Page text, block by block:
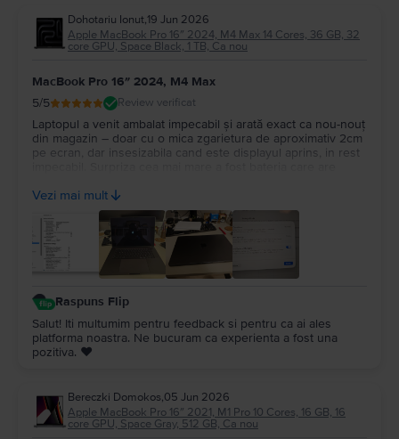
Dohotariu Ionut,19 Jun 2026
Apple MacBook Pro 16″ 2024, M4 Max 14 Cores, 36 GB, 32
core GPU, Space Black, 1 TB, Ca nou
MacBook Pro 16″ 2024, M4 Max
5/5 Review verificat
Laptopul a venit ambalat impecabil și arată exact ca nou-nouț
din magazin – doar cu o mica zgarietura de aproximativ 2cm
pe ecran, dar insesizabila cand este displayul aprins, in rest
sufletul, chiar fac treabă serioasă!
Vezi mai mult
Raspuns Flip
Salut! Iti multumim pentru feedback si pentru ca ai ales
platforma noastra. Ne bucuram ca experienta a fost una
pozitiva. ❤️
Bereczki Domokos,05 Jun 2026
Apple MacBook Pro 16″ 2021, M1 Pro 10 Cores, 16 GB, 16
core GPU, Space Gray, 512 GB, Ca nou